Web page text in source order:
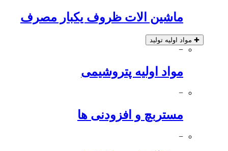
ماشین الات ظروف یکبار مصرف
✚ مواد اولیه تولید
−
مواد اولیه پتروشیمی
−
مستربچ و افزودنی ها
−